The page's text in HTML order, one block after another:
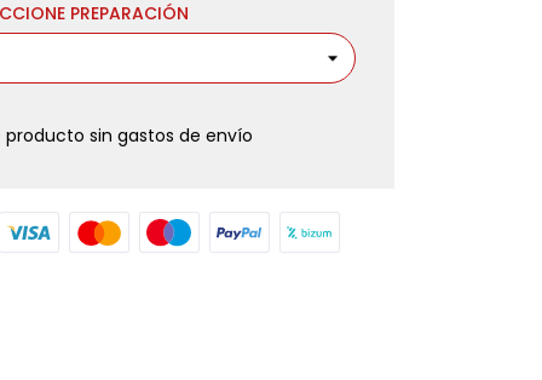
PREPARACIÓN
producto sin gastos de envío